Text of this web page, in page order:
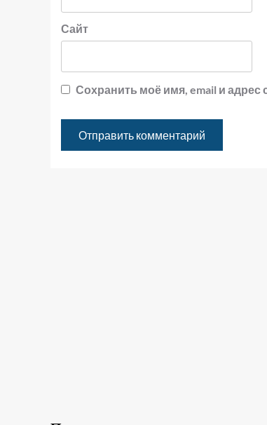
Сайт
Сохранить моё имя, email и